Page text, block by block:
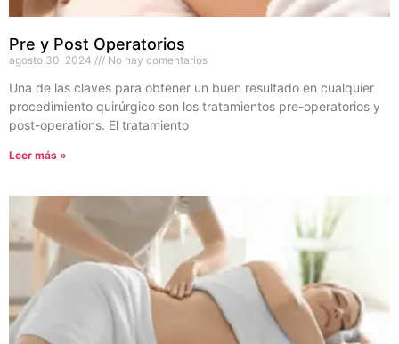
Pre y Post Operatorios
agosto 30, 2024 No hay comentarios
Una de las claves para obtener un buen resultado en cualquier
procedimiento quirúrgico son los tratamientos pre-operatorios y
post-operations. El tratamiento
Leer más »